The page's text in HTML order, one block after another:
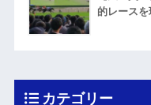
的レースを
カテゴリー